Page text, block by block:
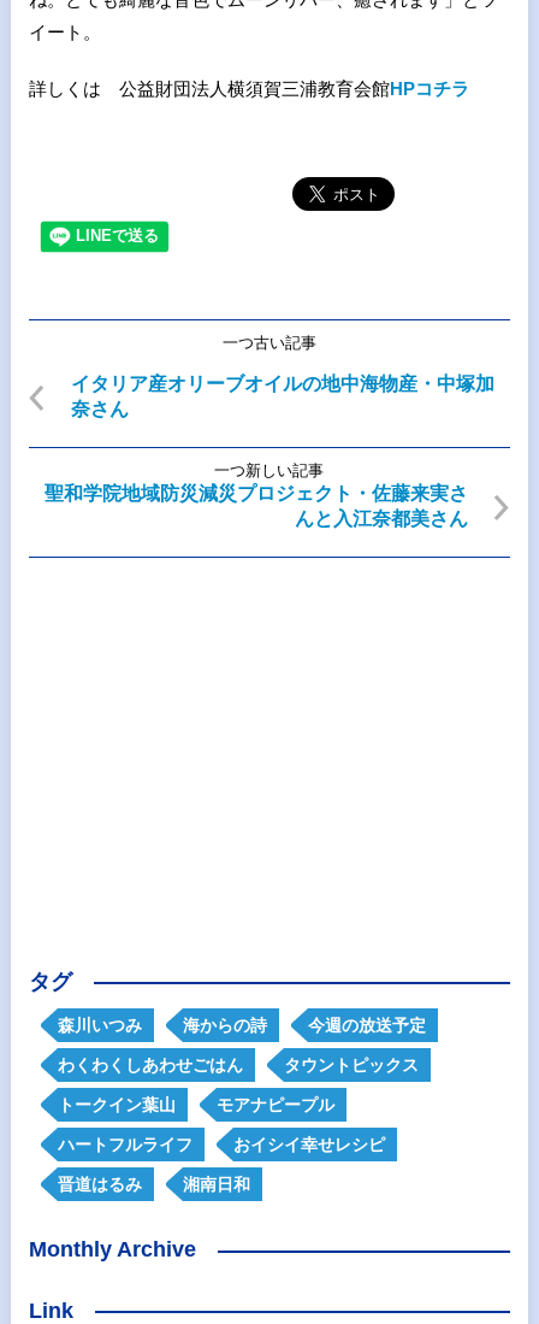
イート。
詳しくは 公益財団法人横須賀三浦教育会館HPコチラ
一つ古い記事
イタリア産オリーブオイルの地中海物産・中塚加
奈さん
一つ新しい記事
聖和学院地域防災減災プロジェクト・佐藤来実さ
んと入江奈都美さん
タグ
森川いつみ 海からの詩 今週の放送予定
わくわくしあわせごはん タウントピックス
トークイン葉山 モアナピープル
ハートフルライフ おイシイ幸せレシピ
晋道はるみ 湘南日和
Monthly Archive
Link